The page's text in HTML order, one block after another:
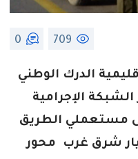
709
0
الدرك الوطني
الإجرامية
مستعملي الطريق
شرق غرب محور